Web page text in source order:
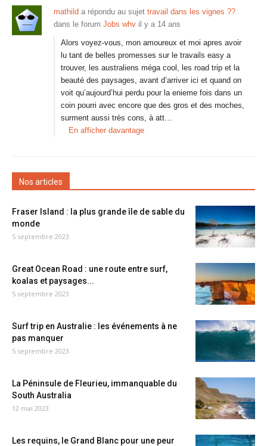
mathild a répondu au sujet travail dans les vignes ??
dans le forum Jobs whv il y a 14 ans
Alors voyez-vous, mon amoureux et moi apres avoir
lu tant de belles promesses sur le travails easy a
trouver, les australiens méga cool, les road trip et la
beauté des paysages, avant d’arriver ici et quand on
voit qu’aujourd’hui perdu pour la enieme fois dans un
coin pourri avec encore que des gros et des moches,
surment aussi très cons, à att…
En afficher davantage
Nos articles
Fraser Island : la plus grande île de sable du
monde
5 septembre 2023
Great Ocean Road : une route entre surf,
koalas et paysages...
5 septembre 2023
Surf trip en Australie : les événements à ne
pas manquer
5 septembre 2023
La Péninsule de Fleurieu, immanquable du
South Australia
12 mai 2023
Les requins, le Grand Blanc pour une peur